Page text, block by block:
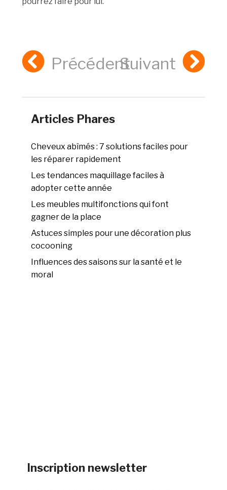
PrécédentSuivant
Articles Phares
Cheveux abîmés : 7 solutions faciles pour
les réparer rapidement
Les tendances maquillage faciles à
adopter cette année
Les meubles multifonctions qui font
gagner de la place
Astuces simples pour une décoration plus
cocooning
Influences des saisons sur la santé et le
moral
Inscription newsletter